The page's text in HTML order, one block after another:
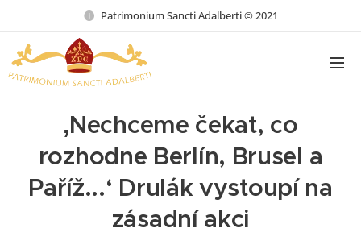
Patrimonium Sancti Adalberti © 2021
‚Nechceme čekat, co
rozhodne Berlín, Brusel a
Paříž...‘ Drulák vystoupí na
zásadní akci